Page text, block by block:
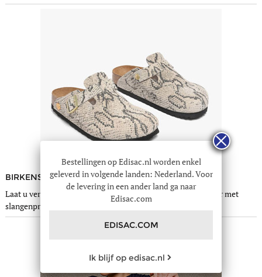
BIRKENSTOCK
Laat u verleiden door de trendy Birkenstock-slippers van leer met
slangenprint, waar u niet meer zonder zult kunnen.
Bestellingen op Edisac.nl worden enkel
geleverd in volgende landen: Nederland. Voor
de levering in een ander land ga naar
Edisac.com
EDISAC.COM
Ik blijf op edisac.nl